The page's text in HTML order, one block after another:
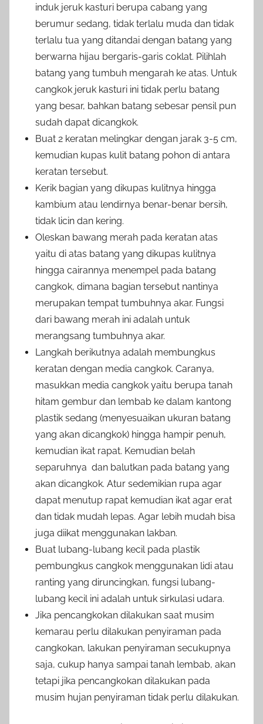
induk jeruk kasturi berupa cabang yang
berumur sedang, tidak terlalu muda dan tidak
terlalu tua yang ditandai dengan batang yang
berwarna hijau bergaris-garis coklat. Pilihlah
batang yang tumbuh mengarah ke atas. Untuk
cangkok jeruk kasturi ini tidak perlu batang
yang besar, bahkan batang sebesar pensil pun
sudah dapat dicangkok.
Buat 2 keratan melingkar dengan jarak 3-5 cm,
kemudian kupas kulit batang pohon di antara
keratan tersebut.
Kerik bagian yang dikupas kulitnya hingga
kambium atau lendirnya benar-benar bersih,
tidak licin dan kering.
Oleskan bawang merah pada keratan atas
yaitu di atas batang yang dikupas kulitnya
hingga cairannya menempel pada batang
cangkok, dimana bagian tersebut nantinya
merupakan tempat tumbuhnya akar. Fungsi
dari bawang merah ini adalah untuk
merangsang tumbuhnya akar.
Langkah berikutnya adalah membungkus
keratan dengan media cangkok. Caranya,
masukkan media cangkok yaitu berupa tanah
hitam gembur dan lembab ke dalam kantong
plastik sedang (menyesuaikan ukuran batang
yang akan dicangkok) hingga hampir penuh,
kemudian ikat rapat. Kemudian belah
separuhnya dan balutkan pada batang yang
akan dicangkok. Atur sedemikian rupa agar
dapat menutup rapat kemudian ikat agar erat
dan tidak mudah lepas. Agar lebih mudah bisa
juga diikat menggunakan lakban.
Buat lubang-lubang kecil pada plastik
pembungkus cangkok menggunakan lidi atau
ranting yang diruncingkan, fungsi lubang-
lubang kecil ini adalah untuk sirkulasi udara.
Jika pencangkokan dilakukan saat musim
kemarau perlu dilakukan penyiraman pada
cangkokan, lakukan penyiraman secukupnya
saja, cukup hanya sampai tanah lembab, akan
tetapi jika pencangkokan dilakukan pada
musim hujan penyiraman tidak perlu dilakukan.